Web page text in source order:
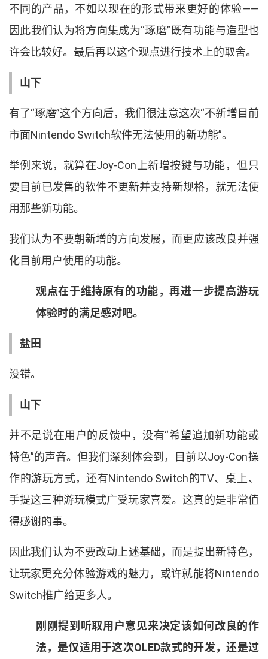
不同的产品， 不如以现在的形式带来更好的体验——
因此我们认为将方向集成为“琢磨”既有功能与造型也
许会比较好。 最后再以这个观点进行技术上的取舍。
山下
有了“琢磨”这个方向后， 我们很注意这次“不新增目前
市面Nintendo Switch软件无法使用的新功能”。
举例来说， 就算在Joy-Con上新增按键与功能， 但只
要目前已发售的软件不更新并支持新规格， 就无法使
用那些新功能。
我们认为不要朝新增的方向发展， 而更应该改良并强
化目前用户使用的功能。
观点在于维持原有的功能， 再进一步提高游玩
体验时的满足感对吧。
盐田
没错。
山下
并不是说在用户的反馈中 ， 没有“希望追加新功能或
特色”的声音。 但我们深刻体会到 ， 目前以Joy-Con操
作的游玩方式， 还有Nintendo Switch的TV、 桌上、
手提这三种游玩模式广受玩家喜爱。 这真的是非常值
得感谢的事。
因此我们认为不要改动上述基础， 而是提出新特色，
让玩家更充分体验游戏的魅力， 或许就能将Nintendo
Switch推广给更多人。
刚刚提到听取用户意见来决定该如何改良的作
法， 是仅适用于这次OLED款式的开发， 还是过